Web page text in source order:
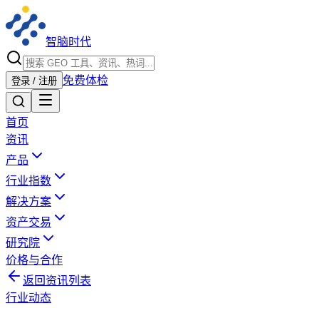
智脑时代
登录 / 注册 免费体检
首页
资讯
产品
行业指数
解决方案
资产交易
研究院
价格与合作
返回资讯列表
行业动态